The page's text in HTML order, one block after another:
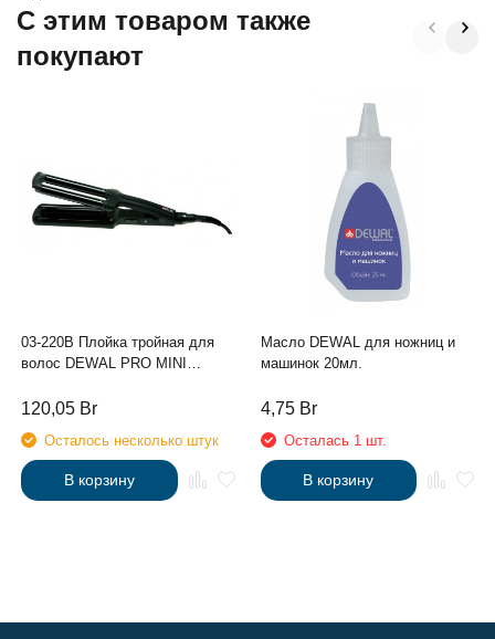
C этим товаром также
покупают
03-220B Плойка тройная для
волос DEWAL PRO MINI
покрытие, 45Вт, 40 мм*85 мм
120,05 Br
Осталось несколько штук
В корзину
Масло DEWAL для ножниц и
машинок 20мл.
4,75 Br
Осталась 1 шт.
В корзину